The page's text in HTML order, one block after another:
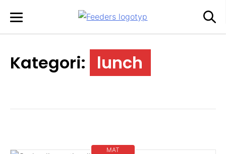
content
Kategori: lunch
MAT